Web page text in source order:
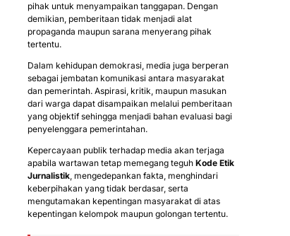
pihak untuk menyampaikan tanggapan. Dengan
demikian, pemberitaan tidak menjadi alat
propaganda maupun sarana menyerang pihak
tertentu.
Dalam kehidupan demokrasi, media juga berperan
sebagai jembatan komunikasi antara masyarakat
dan pemerintah. Aspirasi, kritik, maupun masukan
dari warga dapat disampaikan melalui pemberitaan
yang objektif sehingga menjadi bahan evaluasi bagi
penyelenggara pemerintahan.
Kepercayaan publik terhadap media akan terjaga
apabila wartawan tetap memegang teguh Kode Etik
Jurnalistik, mengedepankan fakta, menghindari
keberpihakan yang tidak berdasar, serta
mengutamakan kepentingan masyarakat di atas
kepentingan kelompok maupun golongan tertentu.